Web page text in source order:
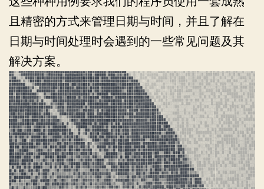
且精密的方式来管理日期与时间，并且了解在
日期与时间处理时会遇到的一些常见问题及其
解决方案。